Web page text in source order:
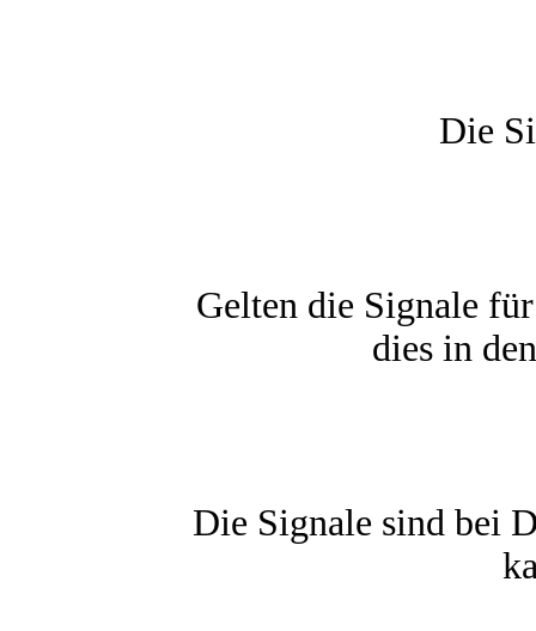
Die
Gelten die Signale
dies in
Die Signale sind bei